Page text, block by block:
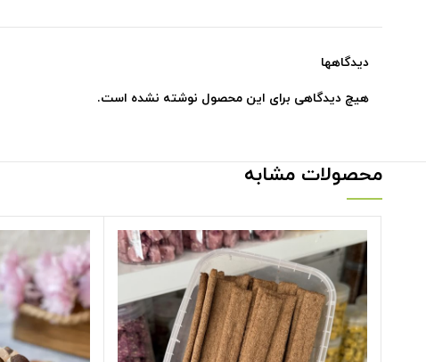
دیدگاهها
هیچ دیدگاهی برای این محصول نوشته نشده است.
محصولات مشابه